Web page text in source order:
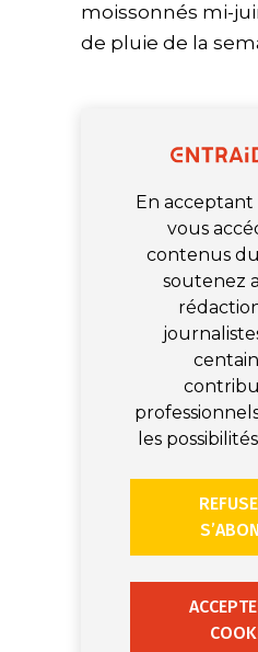
moissonnés mi-
de pluie de la
En acceptant
vous
contenus
soutenez
les